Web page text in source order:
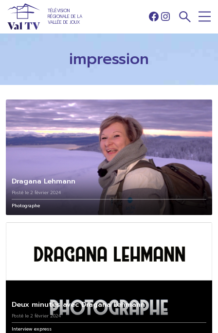
TÉLÉVISION
RÉGIONALE DE LA
VALLÉE DE JOUX
Facebook
Instagram
impression
Dragana Lehmann
Posté le 2 février 2024
Photographe
Deux minutes avec Dragana Lehmann
Posté le 2 février 2024
Interview express